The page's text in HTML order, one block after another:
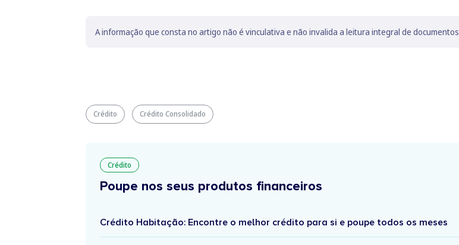
A informação que consta no artigo não é vinculativa e não invalida a leitura integral de
Crédito Crédito Consolidado
Crédito
Poupe nos seus produtos financeiros
Crédito Habitação: Encontre o melhor crédito para si e poupe todos os meses